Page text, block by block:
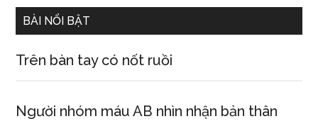
BÀI NỔI BẬT
Trên bàn tay có nốt ruồi
Người nhóm máu AB nhìn nhận bản thân